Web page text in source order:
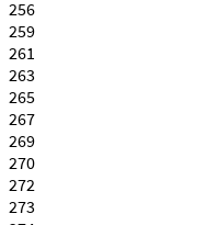
256
259
261
263
265
267
269
270
272
273